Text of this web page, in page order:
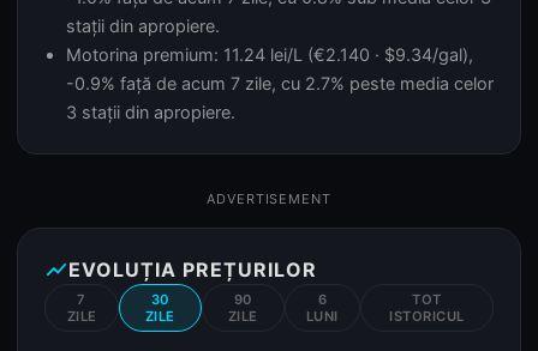
stații din apropiere.
Motorina premium: 11.24 lei/L (€2.140 · $9.34/gal),
-0.9% față de acum 7 zile, cu 2.7% peste media celor
3 stații din apropiere.
ADVERTISEMENT
show_chartEVOLUȚIA PREȚURILOR
7
ZILE
30
ZILE
90
ZILE
6
LUNI
TOT
ISTORICUL